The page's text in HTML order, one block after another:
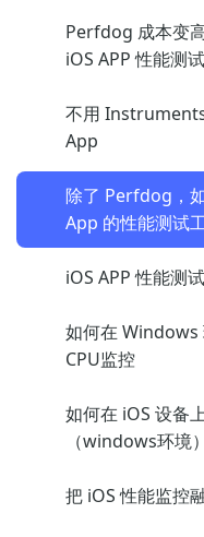
Perfdog 成本变
iOS APP 性能测试
不用
App
除了 Perfdog，
App 的性能测试
iOS APP 性能测
如何在 Windows
CPU监控
如何在 iOS 设备
（windows环境）
把 iOS 性能监控